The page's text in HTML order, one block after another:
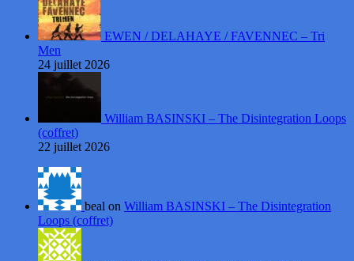
EWEN / DELAHAYE / FAVENNEC – Tri
Men
24 juillet 2026
William BASINSKI – The Disintegration Loops
(coffret)
22 juillet 2026
beal on William BASINSKI – The Disintegration
Loops (coffret)